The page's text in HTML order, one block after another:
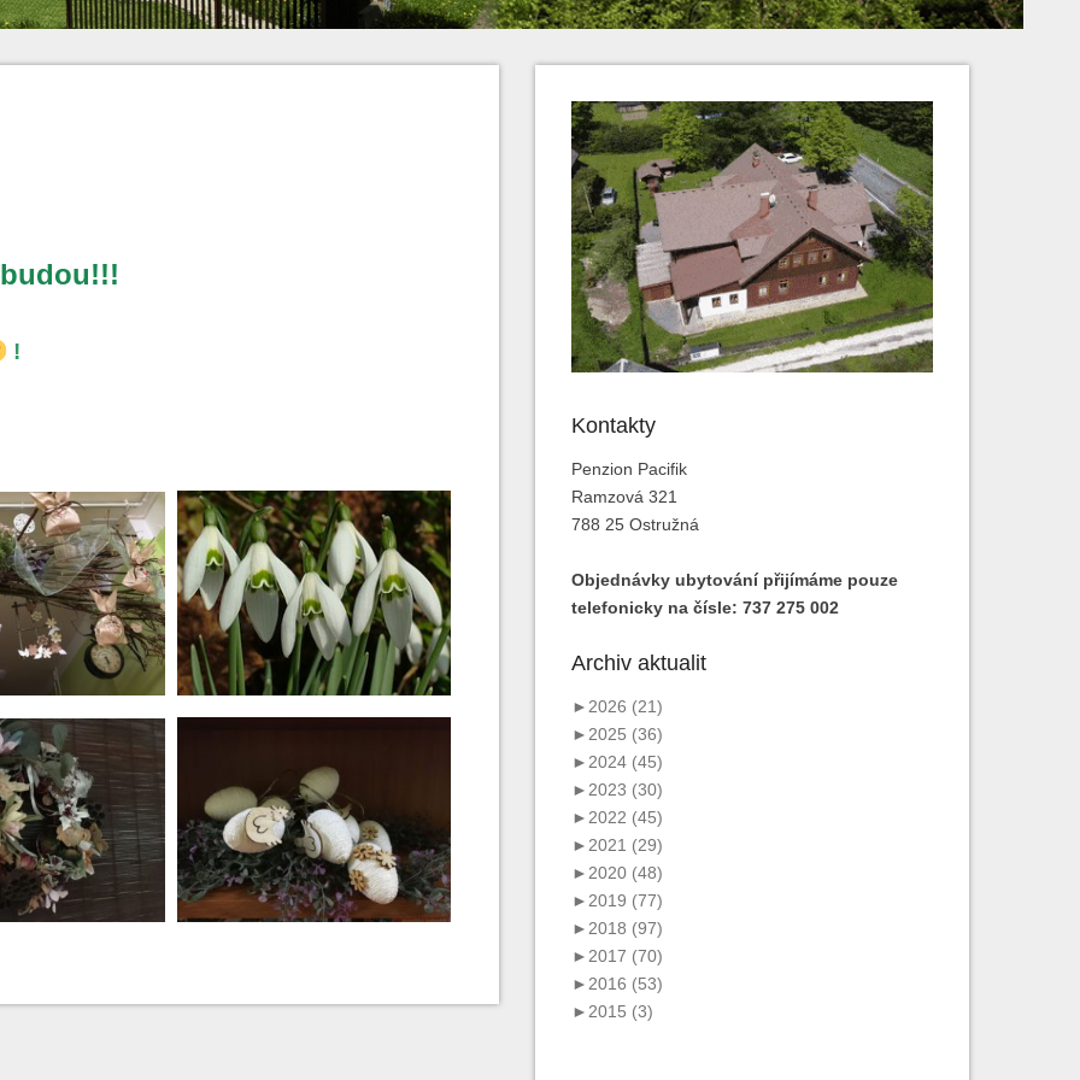
!
Kontakty
Penzion Pacifik
Ramzová 321
788 25 Ostružná
Objednávky ubytování přijímáme pouze
telefonicky na čísle: 737 275 002
Archiv aktualit
► 2026 (21)
► 2025 (36)
► 2024 (45)
► 2023 (30)
► 2022 (45)
► 2021 (29)
► 2020 (48)
► 2019 (77)
► 2018 (97)
► 2017 (70)
► 2016 (53)
► 2015 (3)